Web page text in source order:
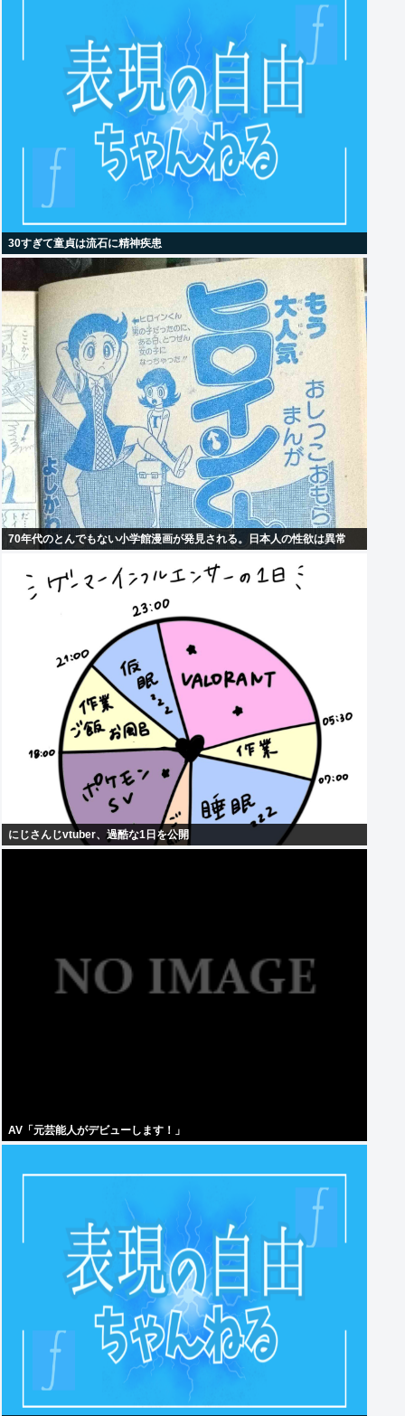
30すぎて童貞は流石に精神疾患
70年代のとんでもない小学館漫画が発見される。日本人の性欲は異常
にじさんじvtuber、過酷な1日を公開
AV「元芸能人がデビューします！」